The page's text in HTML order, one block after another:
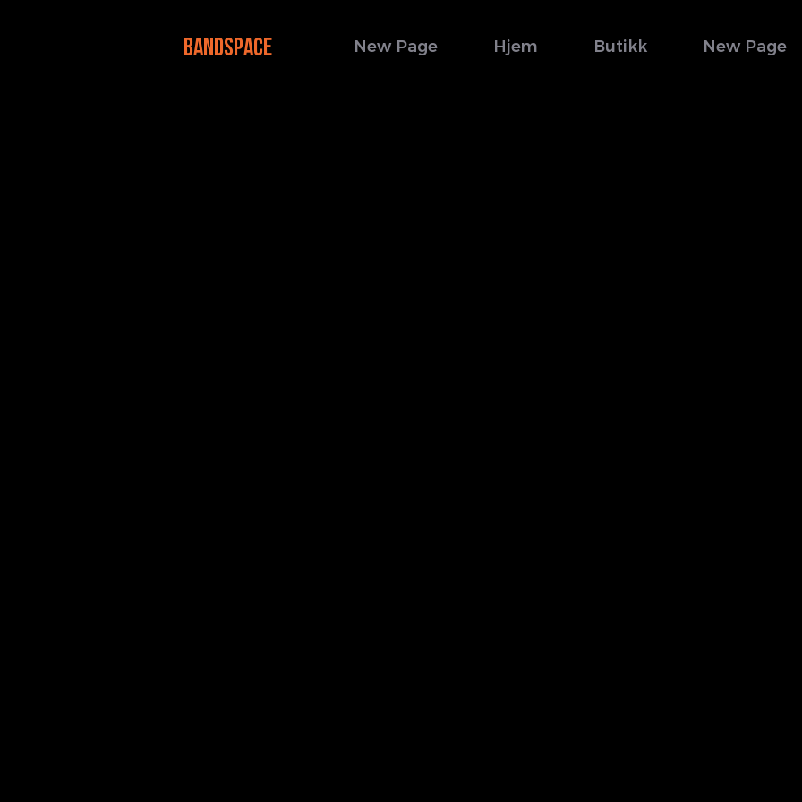
BANDSPACE New Page Hjem Butikk New Page